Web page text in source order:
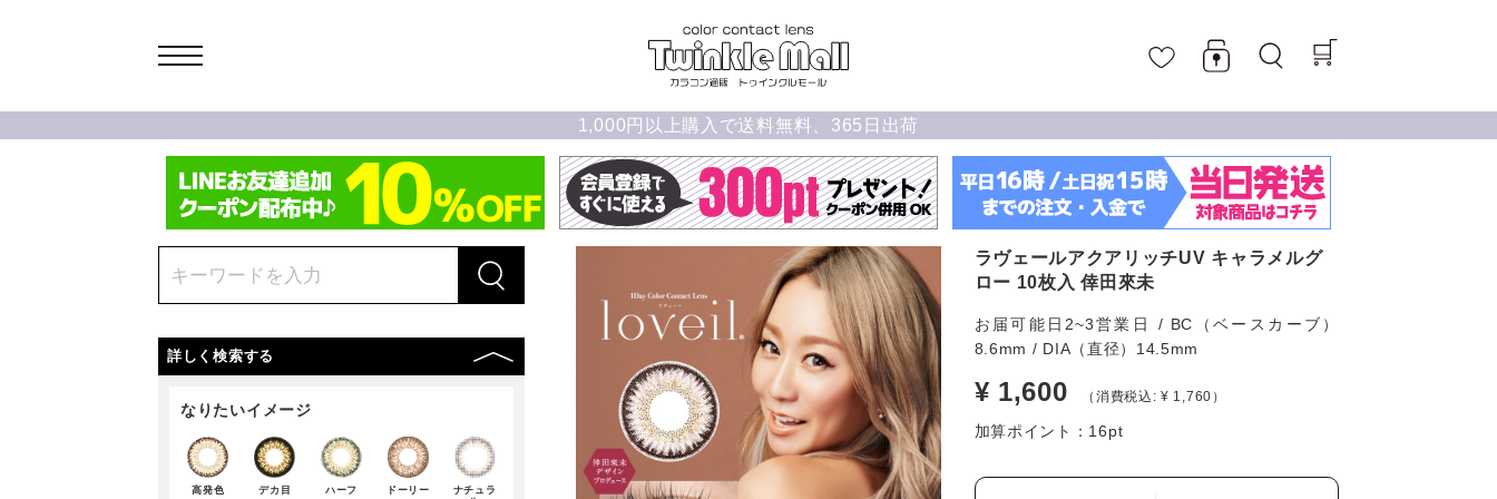
1,000円以上購入で送料無料、365日出荷
詳しく検索する
なりたいイメージ
高発色 デカ目 ハーフ ドーリー
ナチュラ
ラヴェールアクアリッチUV キャラメルグ
ロー 10枚入 倖田來未
お届可能日2~3営業日 / BC（ベースカーブ）
8.6mm / DIA（直径）14.5mm
¥ 1,600 （消費税込: ¥ 1,760）
加算ポイント： 16pt